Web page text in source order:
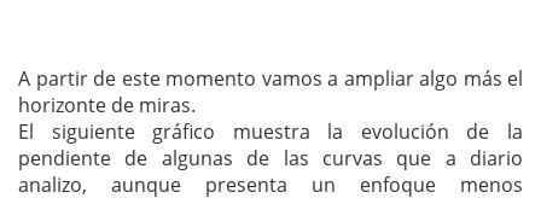
A partir de este momento vamos a ampliar algo más el
horizonte de miras.
El siguiente gráfico muestra la evolución de la
pendiente de algunas de las curvas que a diario
analizo, aunque presenta un enfoque menos